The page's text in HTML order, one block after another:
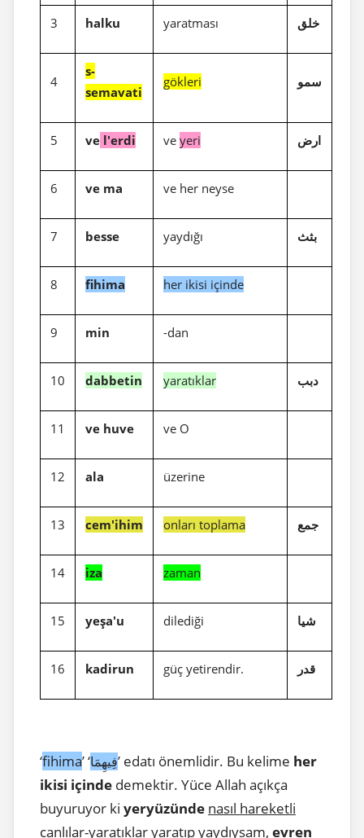
3 halku yaratması خلق
4
s-
semavati
gökleri سمو
5 ve l'erdi ve yeri ارض
6 ve ma ve her neyse
7 besse yaydığı بثث
8 fihima her ikisi içinde
9 min -dan
10 dabbetin yaratıklar دبب
11 ve huve ve O
12 ala üzerine
13 cem'ihim onları toplama جمع
14 iza zaman
15 yeşa'u dilediği شيا
16 kadirun güç yetirendir. قدر
‘fihima’ ‘فِيهِمَا’ edatı önemlidir. Bu kelime her
ikisi içinde demektir. Yüce Allah açıkça
buyuruyor ki yeryüzünde nasıl hareketli
canlılar-yaratıklar yaratıp yaydıysam, evren